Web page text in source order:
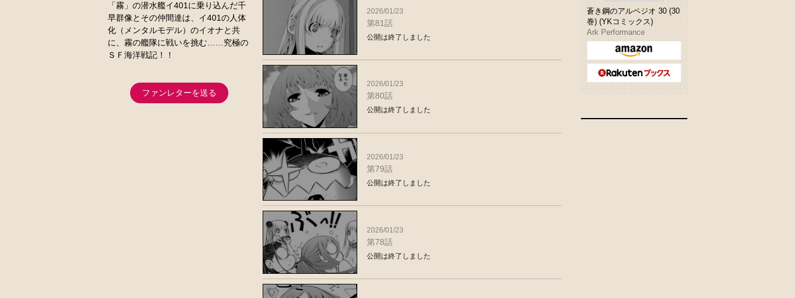
「霧」の潜水艦イ401に乗り込んだ千
早群像とその仲間達は、イ401の人体
化（メンタルモデル）のイオナと共
に、霧の艦隊に戦いを挑む……究極の
ＳＦ海洋戦記！！
ファンレターを送る
2026/01/23
第81話
公開は終了しました
2026/01/23
第80話
公開は終了しました
2026/01/23
第79話
公開は終了しました
2026/01/23
第78話
公開は終了しました
蒼き鋼のアルペジオ 30 (30
巻) (YKコミックス)
Ark Performance